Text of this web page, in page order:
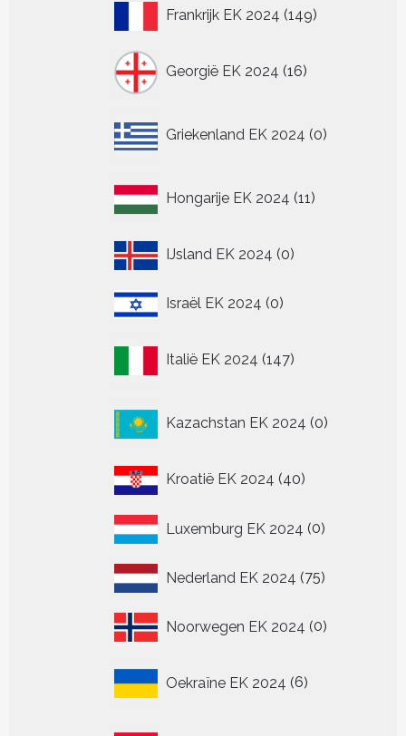
Frankrijk EK 2024 149149
Georgië EK 2024 16
producten
Griekenland EK 2024 0
producten
Hongarije EK 2024 11
producten
IJsland EK 2024 00
Israël EK 2024 00
Italië EK 2024 147
producten
Kazachstan EK 2024 0
producten
Kroatië EK 2024 4040
Luxemburg EK 2024 00
Nederland EK 2024 7575
Noorwegen EK 2024 00
Oekraïne EK 2024 6
producten